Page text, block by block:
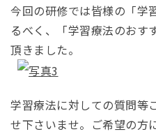
今回の研修では皆様の「学
るべく、「学習療法のおす
頂きました。
学習療法に対しての質問等
せ下さいませ。ご希望の方